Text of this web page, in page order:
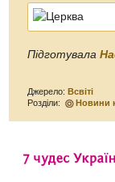
Підготувала
Джерело: Всвіті
Розділи:
Новини